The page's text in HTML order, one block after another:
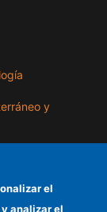
y
el
analizar el